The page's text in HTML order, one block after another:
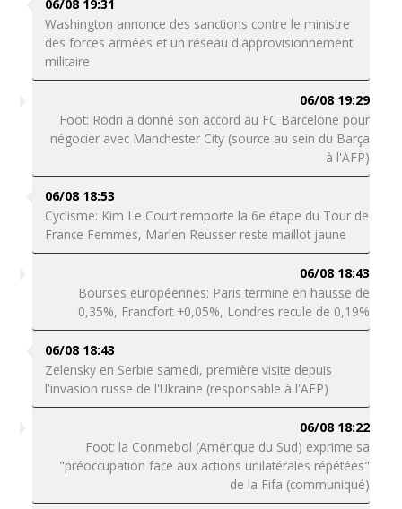
06/08 19:31
Washington annonce des sanctions contre le ministre
des forces armées et un réseau d'approvisionnement
militaire
06/08 19:29
Foot: Rodri a donné son accord au FC Barcelone pour
négocier avec Manchester City (source au sein du Barça
à l'AFP)
06/08 18:53
Cyclisme: Kim Le Court remporte la 6e étape du Tour de
France Femmes, Marlen Reusser reste maillot jaune
06/08 18:43
Bourses européennes: Paris termine en hausse de
0,35%, Francfort +0,05%, Londres recule de 0,19%
06/08 18:43
Zelensky en Serbie samedi, première visite depuis
l'invasion russe de l'Ukraine (responsable à l'AFP)
06/08 18:22
Foot: la Conmebol (Amérique du Sud) exprime sa
"préoccupation face aux actions unilatérales répétées"
de la Fifa (communiqué)